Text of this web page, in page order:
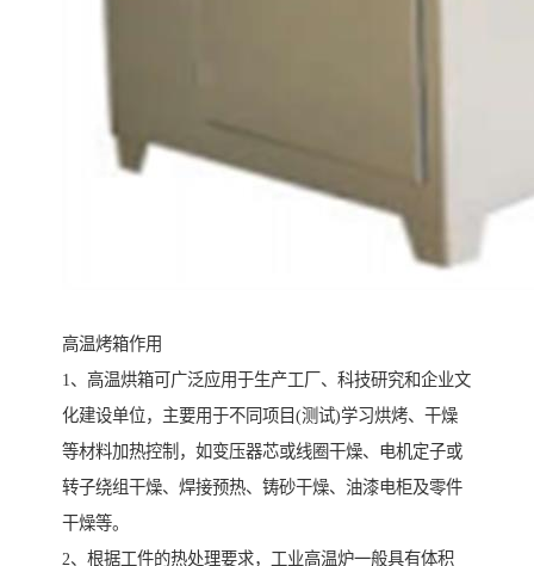
高温烤箱作用
1、高温烘箱可广泛应用于生产工厂、科技研究和企业文
化建设单位，主要用于不同项目(测试)学习烘烤、干燥
等材料加热控制，如变压器芯或线圈干燥、电机定子或
转子绕组干燥、焊接预热、铸砂干燥、油漆电柜及零件
干燥等。
2、根据工件的热处理要求，工业高温炉一般具有体积